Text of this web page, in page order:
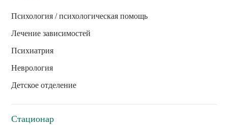
Психология / психологическая помощь
Лечение зависимостей
Психиатрия
Неврология
Детское отделение
Стационар